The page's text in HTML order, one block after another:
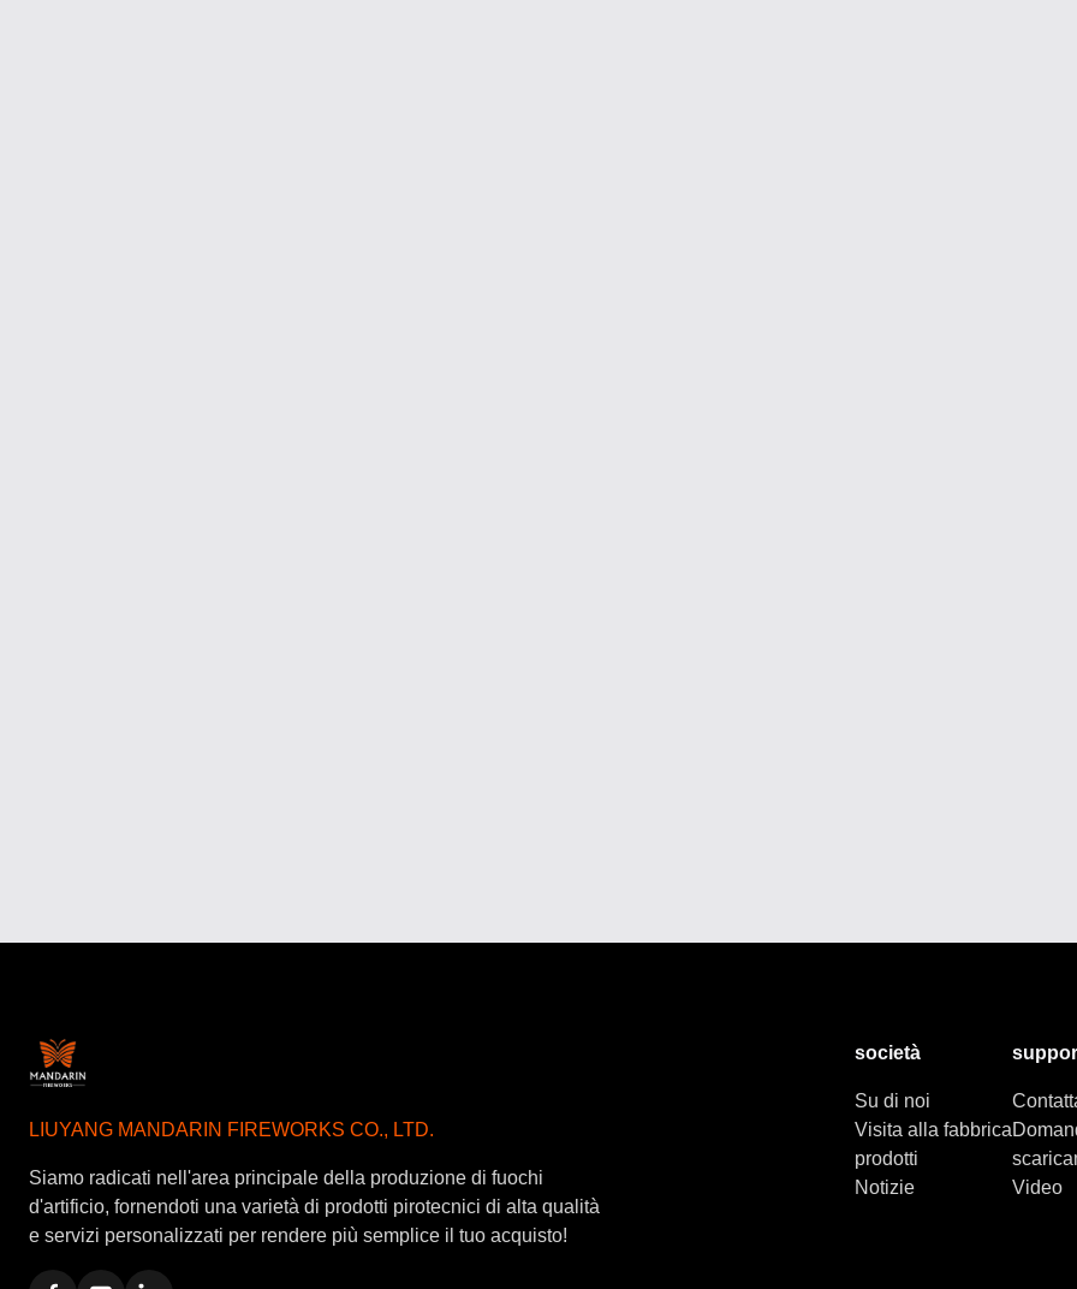
LIUYANG MANDARIN FIREWORKS CO., LTD.
Siamo radicati nell'area principale della produzione di fuochi
d'artificio, fornendoti una varietà di prodotti pirotecnici di alta qualità
e servizi personalizzati per rendere più semplice il tuo acquisto!
società
Su di noi
Visita alla fabbrica
prodotti
Notizie
Video